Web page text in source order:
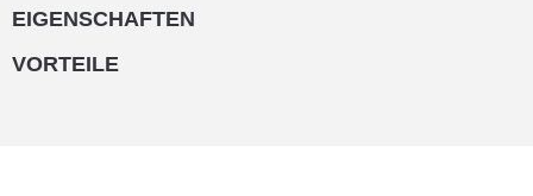
EIGENSCHAFTEN
VORTEILE